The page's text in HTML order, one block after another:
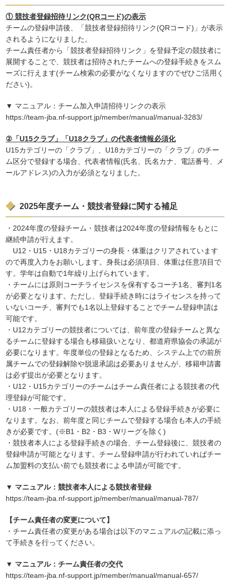
① 競技者登録招待リンク(QRコード)の表示
チームの登録申請後、「競技者登録招待リンク(QRコード)」が表示
されるようになりました。
チーム責任者から「競技者登録招待リンク」を登録予定の競技者に
展開することで、競技者は招待されたチームへの登録手続きをスム
ーズに行えます(チーム検索の必要がなくなりますのでぜひご活用く
ださい)。
▼ マニュアル：チーム加入申請招待リンクの表示
https://team-jba.nf-support.jp/member/manual/manual-3283/
②「U15クラブ」「U18クラブ」の代表者情報必須化
U15カテゴリーの「クラブ」、U18カテゴリーの「クラブ」のチー
ム区分で登録する場合、代表者情報(氏名、氏名カナ、電話番号、メ
ールアドレス)の入力が必須となりました。
2025年度チーム・競技者登録に関する補足
・2024年度の登録チーム・競技者は2024年度の登録情報をもとに
継続申請が行えます。
U12・U15・U18カテゴリーの身長・体重はクリアされています
ので再度入力をお願いします。身長は必須項目、体重は任意項目で
す。学年は自動で1年繰り上げられています。
・チームには原則コーチライセンスを保有するコーチ1名、審判1名
が必要となります。ただし、登録手続き時にはライセンスを持って
いないコーチ、審判でも1名以上登録することでチーム登録申請は
可能です。
・U12カテゴリーの競技者については、前年度の登録チームと異な
るチームに登録する場合も移籍扱いとなり、都道府県協会の承認が
必要になります。年度単位の登録となるため、システム上での前所
属チームでの登録解除や脱退承認は必要ありませんが、移籍申請書
は必ず提出が必要となります。
・U12・U15カテゴリーのチームはチーム責任者による競技者の代
理登録が可能です。
・U18・一般カテゴリーの競技者は本人による登録手続きが必要に
なります。なお、前年度と同じチームで登録する場合も本人の手続
きが必要です。(※B1・B2・B3・Wリーグを除く)
・競技者本人による登録手続きの場合、チーム登録後に、競技者の
登録申請が可能となります。チーム登録申請が行われていればチー
ム加盟料の支払い前でも競技者による申請が可能です。
▼ マニュアル：競技者本人による競技者登録
https://team-jba.nf-support.jp/member/manual/manual-787/
【チーム責任者の変更について】
・チーム責任者の変更がある場合は以下のマニュアルの記載に添っ
て手続きを行ってください。
▼ マニュアル：チーム責任者の交代
https://team-jba.nf-support.jp/member/manual/manual-657/